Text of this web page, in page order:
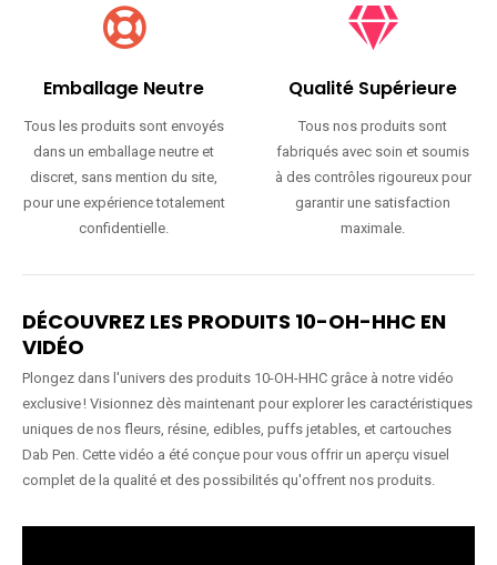
Emballage Neutre
Tous les produits sont envoyés
dans un emballage neutre et
discret, sans mention du site,
pour une expérience totalement
confidentielle.
Qualité Supérieure
Tous nos produits sont
fabriqués avec soin et soumis
à des contrôles rigoureux pour
garantir une satisfaction
maximale.
DÉCOUVREZ LES PRODUITS 10-OH-HHC EN
VIDÉO
Plongez dans l'univers des produits 10-OH-HHC grâce à notre vidéo
exclusive ! Visionnez dès maintenant pour explorer les caractéristiques
uniques de nos fleurs, résine, edibles, puffs jetables, et cartouches
Dab Pen. Cette vidéo a été conçue pour vous offrir un aperçu visuel
complet de la qualité et des possibilités qu'offrent nos produits.